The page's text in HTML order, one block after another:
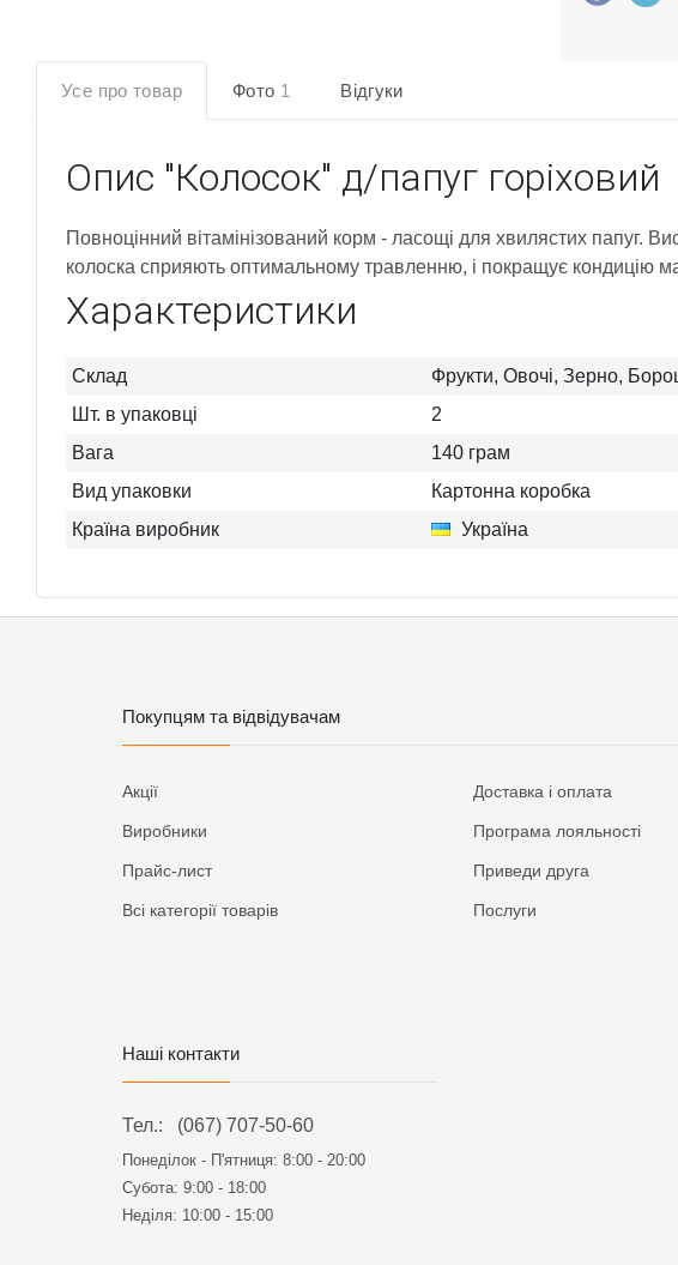
Усе про товар Фото 1 Відгуки
Опис "Колосок" д/папуг горіховий
Повноцінний вітамінізований корм - ласощі для хвилястих папуг.
колоска сприяють оптимальному травленню, і покращує кондицію
Характеристики
Склад
Фрукти, Овочі, Зерно,
Шт. в упаковці
2
Вага
140 грам
Вид упаковки
Картонна коробка
Країна виробник
Україна
Покупцям та відвідувачам
Акції
Виробники
Прайс-лист
Всі категорії товарів
Доставка і оплата
Програма лояльності
Приведи друга
Послуги
Наші контакти
Тел.: (067) 707-50-60
Понеділок - П'ятниця: 8:00 - 20:00
Субота: 9:00 - 18:00
Неділя: 10:00 - 15:00